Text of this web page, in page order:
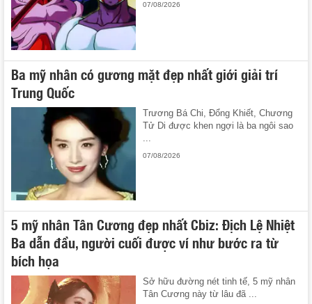
07/08/2026
Ba mỹ nhân có gương mặt đẹp nhất giới giải trí
Trung Quốc
Trương Bá Chi, Đổng Khiết, Chương
Tử Di được khen ngợi là ba ngôi sao
07/08/2026
5 mỹ nhân Tân Cương đẹp nhất Cbiz: Địch Lệ Nhiệt
Ba dẫn đầu, người cuối được ví như bước ra từ
bích họa
Sở hữu đường nét tinh tế, 5 mỹ nhân
Tân Cương này từ lâu đã ...